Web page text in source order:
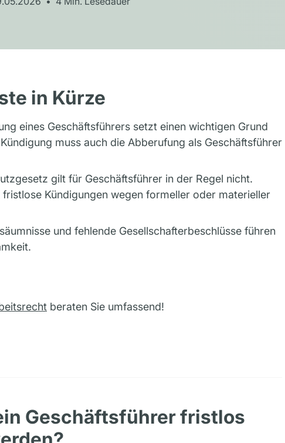
in Kürze
eines Geschäftsführers setzt einen wichtigen Grund
muss auch die Abberufung als Geschäftsführer
gilt für Geschäftsführer in der Regel nicht.
Kündigungen wegen formeller oder materieller
und fehlende Gesellschafterbeschlüsse führen
beraten Sie umfassend!
Geschäftsführer fristlos